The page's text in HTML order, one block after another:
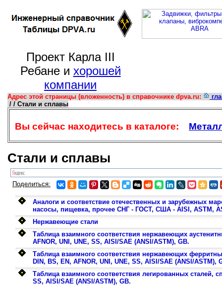
Проект Карла III
Ребане и хорошей
компании
Адрес этой страницы (вложенность) в справочнике dpva.ru:
/ / Стали и сплавы
Вы сейчас находитесь в каталоге:
Стали и сплавы
Поделиться:
Аналоги и соответствие отечественных и зарубежных
насосы, пищевка, прочее СНГ - ГОСТ, США - AISI, ASTM,
Нержавеющие стали
Таблица взаимного соответствия нержавеющих
AFNOR, UNI, UNE, SS, AISI/SAE (ANSI/ASTM), GB.
Таблица взаимного соответствия нержавеющих
DIN, BS, EN, AFNOR, UNI, UNE, SS, AISI/SAE (ANSI/ASTM),
Таблица взаимного соответствия легированных сталей,
SS, AISI/SAE (ANSI/ASTM), GB.